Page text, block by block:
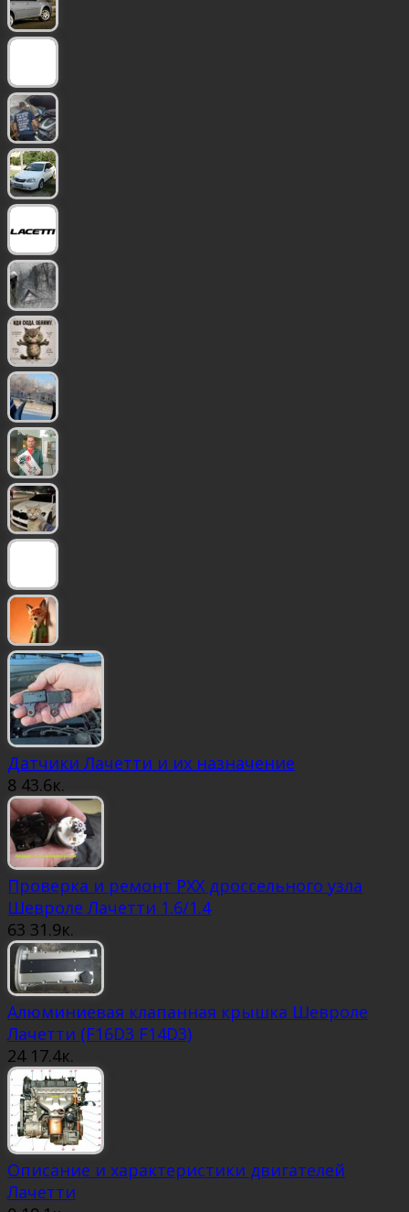
Датчики Лачетти и их назначение
8 43.6к.
Проверка и ремонт РХХ дроссельного узла
Шевроле Лачетти 1.6/1.4
63 31.9к.
Алюминиевая клапанная крышка Шевроле
Лачетти (F16D3 F14D3)
24 17.4к.
Описание и характеристики двигателей
Лачетти